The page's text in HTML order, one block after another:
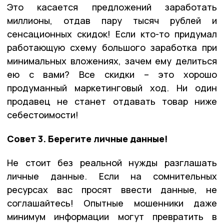
Это касается предложений заработать
миллионы, отдав пару тысяч рублей и
сенсационных скидок! Если кто-то придумал
работающую схему большого заработка при
минимальных вложениях, зачем ему делиться
ею с вами? Все скидки – это хорошо
продуманный маркетинговый ход. Ни один
продавец не станет отдавать товар ниже
себестоимости!
Совет 3. Берегите личные данные!
Не стоит без реальной нужды разглашать
личные данные. Если на сомнительных
ресурсах вас просят ввести данные, не
соглашайтесь! Опытные мошенники даже
минимум информации могут превратить в